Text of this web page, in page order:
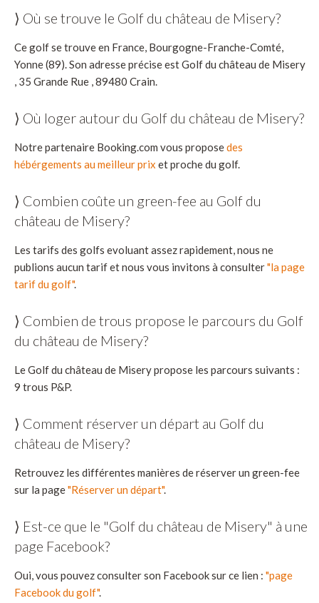
⟩ Où se trouve le Golf du château de Misery?
Ce golf se trouve en France, Bourgogne-Franche-Comté,
Yonne (89). Son adresse précise est Golf du château de Misery
, 35 Grande Rue , 89480 Crain.
⟩ Où loger autour du Golf du château de Misery?
Notre partenaire Booking.com vous proposedes
hébérgements au meilleur prix et proche du golf.
⟩ Combien coûte un green-fee au Golf du
château de Misery?
Les tarifs des golfs evoluant assez rapidement, nous ne
publions aucun tarif et nous vous invitons à consulter"la page
tarif du golf".
⟩ Combien de trous propose le parcours du Golf
du château de Misery?
Le Golf du château de Misery propose les parcours suivants :
9 trous P&P.
⟩ Comment réserver un départ au Golf du
château de Misery?
Retrouvez les différentes manières de réserver un green-fee
sur la page"Réserver un départ".
⟩ Est-ce que le "Golf du château de Misery" à une
page Facebook?
Oui, vous pouvez consulter son Facebook sur ce lien : "page
Facebook du golf".